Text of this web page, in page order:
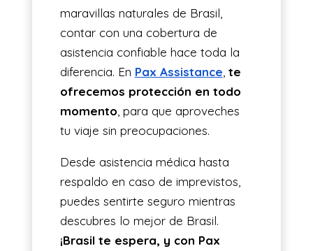
maravillas naturales de Brasil,
contar con una cobertura de
asistencia confiable hace toda la
diferencia. En Pax Assistance te
ofrecemos protección en todo
momento , para que aproveches
tu viaje sin preocupaciones.
Desde asistencia médica hasta
respaldo en caso de imprevistos,
puedes sentirte seguro mientras
descubres lo mejor de Brasil.
¡Brasil te espera, y con Pax